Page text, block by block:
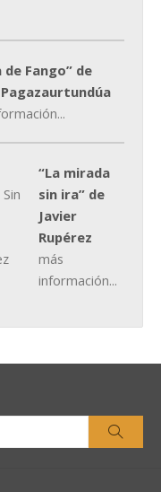
de Fango” de
“La mirada
sin ira” de
Javier
Rupérez
más
información...